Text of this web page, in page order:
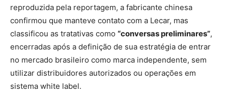
reproduzida pela reportagem, a fabricante chinesa
confirmou que manteve contato com a Lecar, mas
classificou as tratativas como “conversas preliminares”,
encerradas após a definição de sua estratégia de entrar
no mercado brasileiro como marca independente, sem
utilizar distribuidores autorizados ou operações em
sistema white label.